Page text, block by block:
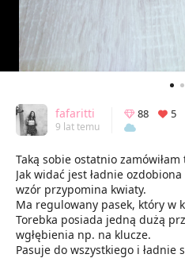
fafaritti
9 lat temu
88 5
Taką sobie ostatnio
Jak widać jest ładnie
wzór przypomina kwiaty.
Ma regulowany pasek, który w
Torebka posiada jedną dużą
wgłębienia np. na klucze.
Pasuje do wszystkiego i ładnie